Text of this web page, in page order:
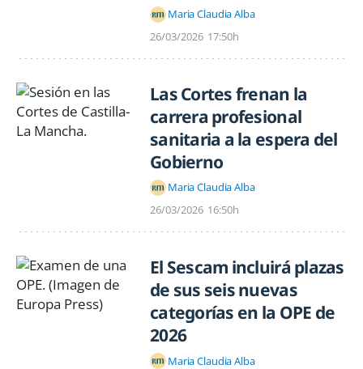
Maria Claudia Alba
26/03/2026 17:50h
Las Cortes frenan la
carrera profesional
sanitaria a la espera del
Gobierno
Maria Claudia Alba
26/03/2026 16:50h
El Sescam incluirá plazas
de sus seis nuevas
categorías en la OPE de
2026
Maria Claudia Alba